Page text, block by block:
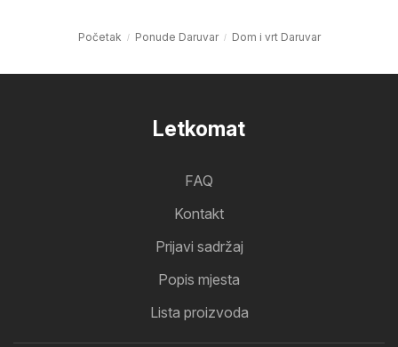
Početak Ponude Daruvar Dom i vrt Daruvar
Letkomat
FAQ
Kontakt
Prijavi sadržaj
Popis mjesta
Lista proizvoda